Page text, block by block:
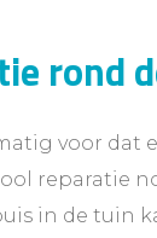
rond
voor dat
reparatie
in de tuin